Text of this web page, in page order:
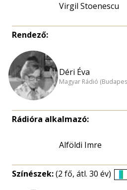
Virgil Stoenescu
Rendező:
Déri Éva
Magyar Rádió
Rádióra alkalmazó:
Alföldi Imre
Színészek:(2 fő, átl. 30 év)